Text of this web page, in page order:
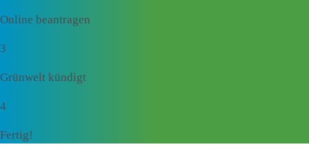
Online beantragen
3
Grünwelt kündigt
4
Fertig!